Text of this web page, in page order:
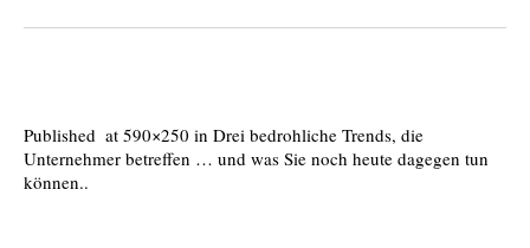
Published at 590×250 in Drei bedrohliche Trends, die
Unternehmer betreffen … und was Sie noch heute dagegen tun
können..